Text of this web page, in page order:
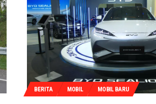
BERITA MOBIL MOBIL BARU